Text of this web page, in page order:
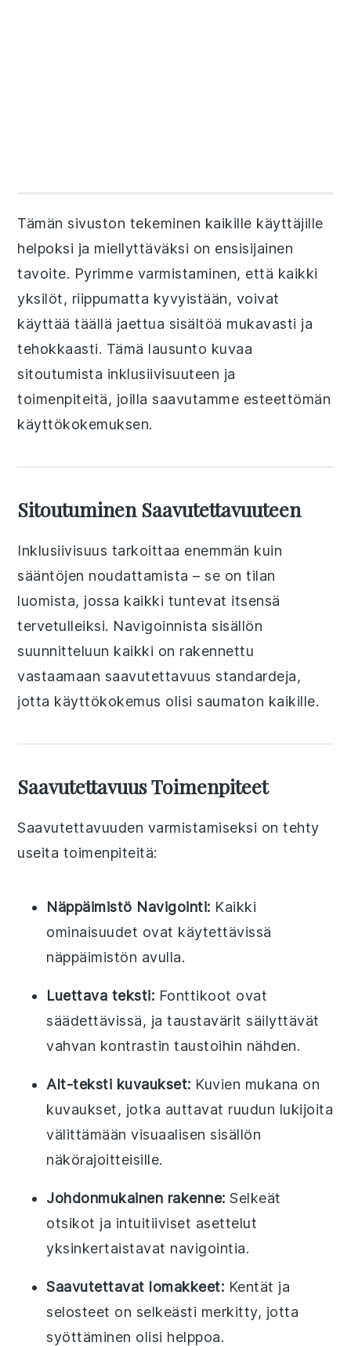
Tämän sivuston tekeminen kaikille käyttäjille
helpoksi ja miellyttäväksi on ensisijainen
tavoite. Pyrimme varmistaminen, että kaikki
yksilöt, riippumatta kyvyistään, voivat
käyttää täällä jaettua sisältöä mukavasti ja
tehokkaasti. Tämä lausunto kuvaa
sitoutumista inklusiivisuuteen ja
toimenpiteitä, joilla saavutamme esteettömän
käyttökokemuksen.
Sitoutuminen Saavutettavuuteen
Inklusiivisuus tarkoittaa enemmän kuin
sääntöjen noudattamista – se on tilan
luomista, jossa kaikki tuntevat itsensä
tervetulleiksi. Navigoinnista sisällön
suunnitteluun kaikki on rakennettu
vastaamaan saavutettavuus standardeja,
jotta käyttökokemus olisi saumaton kaikille.
Saavutettavuus Toimenpiteet
Saavutettavuuden varmistamiseksi on tehty
useita toimenpiteitä:
Näppäimistö Navigointi: Kaikki
ominaisuudet ovat käytettävissä
näppäimistön avulla.
Luettava teksti: Fonttikoot ovat
säädettävissä, ja taustavärit säilyttävät
vahvan kontrastin taustoihin nähden.
Alt-teksti kuvaukset: Kuvien mukana on
kuvaukset, jotka auttavat ruudun lukijoita
välittämään visuaalisen sisällön
näkörajoitteisille.
Johdonmukainen rakenne: Selkeät
otsikot ja intuitiiviset asettelut
yksinkertaistavat navigointia.
Saavutettavat lomakkeet: Kentät ja
selosteet on selkeästi merkitty, jotta
syöttäminen olisi helppoa.